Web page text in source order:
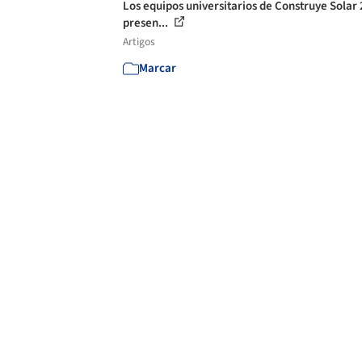
Los equipos universitarios de Construye Solar
presen...
Artigos
Marcar